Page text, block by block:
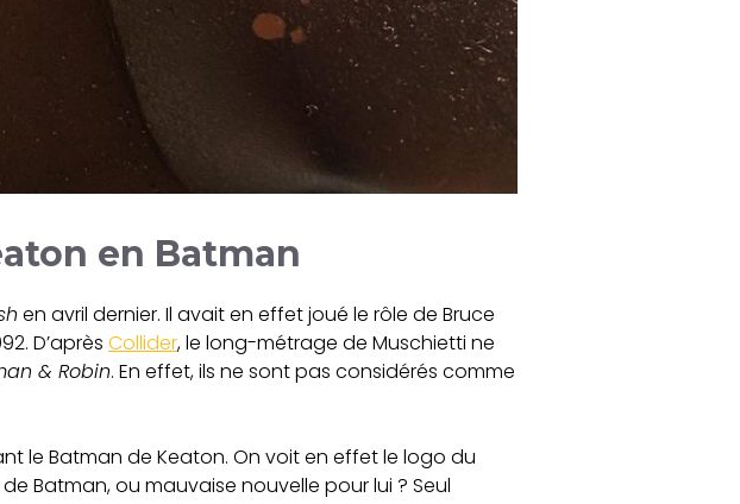
en Batman
en avril dernier. Il avait en effet joué le rôle de Bruce
D’après Collider, le long-métrage de Muschietti ne
& Robin. En effet, ils ne sont pas considérés comme
le Batman de Keaton. On voit en effet le logo du
Batman, ou mauvaise nouvelle pour lui ? Seul